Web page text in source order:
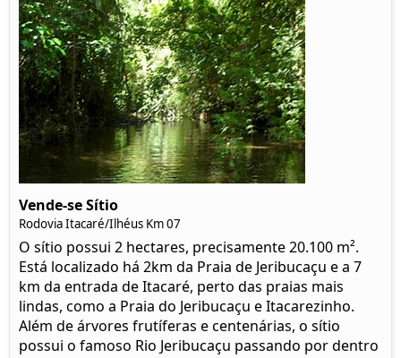
Vende-se Sítio
Rodovia Itacaré/Ilhéus Km 07
O sítio possui 2 hectares, precisamente 20.100 m².
Está localizado há 2km da Praia de Jeribucaçu e a 7
km da entrada de Itacaré, perto das praias mais
lindas, como a Praia do Jeribucaçu e Itacarezinho.
Além de árvores frutíferas e centenárias, o sítio
possui o famoso Rio Jeribucaçu passando por dentro